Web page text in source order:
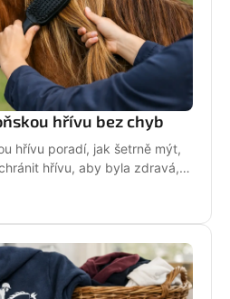
hřívu bez chyb
hřívu poradí, jak šetrně mýt,
hřívu, aby byla zdravá,